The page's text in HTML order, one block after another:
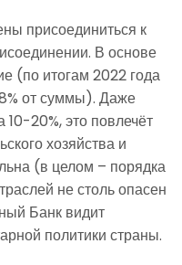
присоединиться к
В основе
(по итогам 2022 года
от суммы). Даже
10-20%, это повлечёт
хозяйства и
(в целом – порядка
не столь опасен
Банк видит
политики страны.